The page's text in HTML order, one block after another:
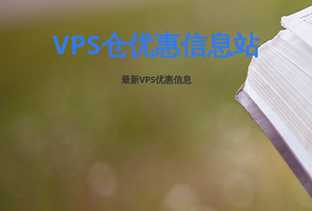
VPS仓优惠信息站
最新VPS优惠信息